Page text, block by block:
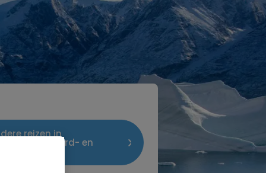
reizen in
Noord- en